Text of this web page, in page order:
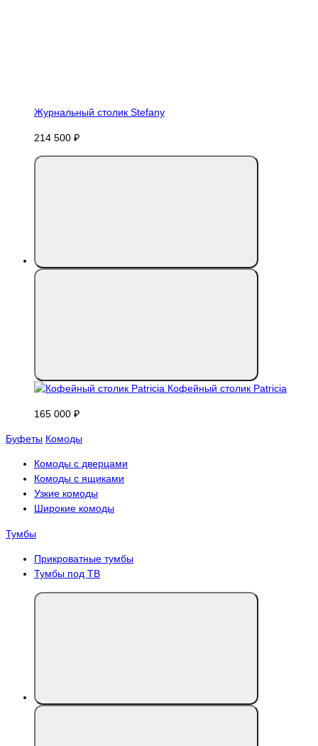
Журнальный столик Stefany
214 500 ₽
Кофейный столик Patricia
165 000 ₽
Буфеты Комоды
Комоды с дверцами
Комоды с ящиками
Узкие комоды
Широкие комоды
Тумбы
Прикроватные тумбы
Тумбы под ТВ